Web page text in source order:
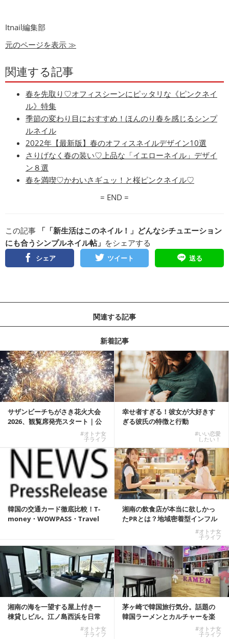
Itnail編集部
元のページを表示 ≫
関連する記事
春を先取り♡オフィスシーンにピッタリな《ピンクネイ
ル》特集
季節の変わり目におすすめ！ほんのり春を感じるシンプ
ルネイル
2022年【最新版】春のオフィスネイルデザイン10選
さりげなく春の装い♡上品な「イエローネイル」デザイ
ン８選
春を満喫♡︎かわいさギュッ！と桜ピンクネイル♡
= END =
この記事
「「新生活はこのネイル！」どんなシチュエーション
にも合うシンプルネイル帖」 をシェアする
シェア ツイート 送る
関連する記事
新着記事
サザンビーチちがさき花火大会
2026、観覧席発売スタート｜公
#オトナ女
子ライフ
幸せ者すぎる！彼女が大好きす
ぎる彼氏の特徴と行動
#いい恋愛
したい！
韓国の交通カード徹底比較！T-
money・WOWPASS・Travel
湘南の飲食店が本当に欲しかっ
たPRとは？地域密着型インフル
#オトナ女
子ライフ
湘南の海を一望する屋上付き一
棟貸しビル。江ノ島西浜を日常
#オトナ女
子ライフ
茅ヶ崎で韓国旅行気分。話題の
韓国ラーメンとカルチャーを楽
#オトナ女
子ライフ